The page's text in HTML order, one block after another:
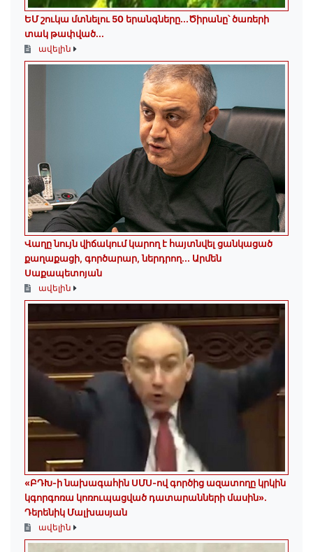
ԵՄ շուկա մտնելու 50 երանգները․․․Ծիրանը՝ ծառերի
տակ թափված․․․
ավելին
Վաղը նույն վիճակում կարող է հայտնվել ցանկացած
քաղաքացի, գործարար, ներդրող.․․ Արմեն
Սաքապետոյան
ավելին
«ԲԴԽ-ի նախագահին ՍՄՍ-ով գործից ազատողը կրկին
կգորգոռա կոռուպացված դատարանների մասին».
Դերենիկ Մալխասյան
ավելին